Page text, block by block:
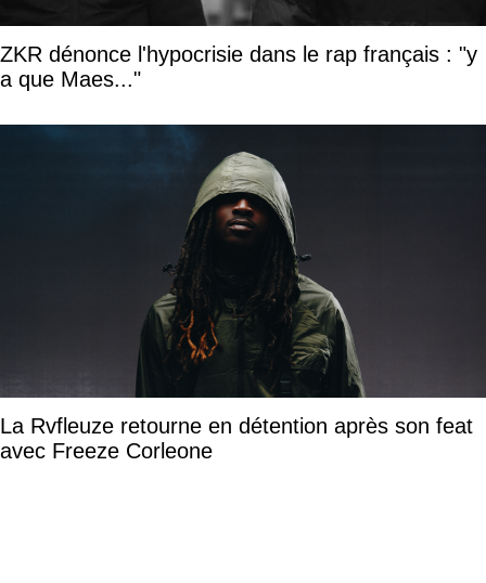
ZKR dénonce l'hypocrisie dans le rap français : "y
a que Maes..."
La Rvfleuze retourne en détention après son feat
avec Freeze Corleone